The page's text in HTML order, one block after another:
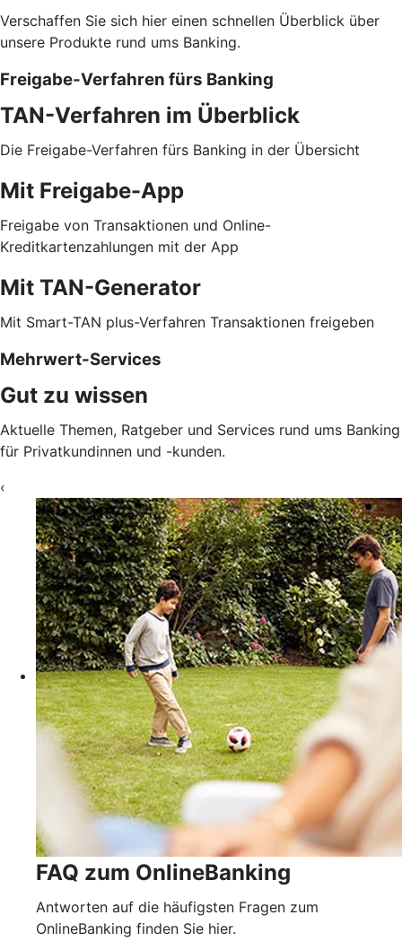
Verschaffen Sie sich hier einen schnellen Überblick über
unsere Produkte rund ums Banking.
Freigabe-Verfahren fürs Banking
TAN-Verfahren im Überblick
Die Freigabe-Verfahren fürs Banking in der Übersicht
Mit Freigabe-App
Freigabe von Transaktionen und Online-
Kreditkartenzahlungen mit der App
Mit TAN-Generator
Mit Smart-TAN plus-Verfahren Transaktionen freigeben
Mehrwert-Services
Gut zu wissen
Aktuelle Themen, Ratgeber und Services rund ums Banking
für Privatkundinnen und -kunden.
‹
FAQ zum OnlineBanking
Antworten auf die häufigsten Fragen zum
OnlineBanking finden Sie hier.